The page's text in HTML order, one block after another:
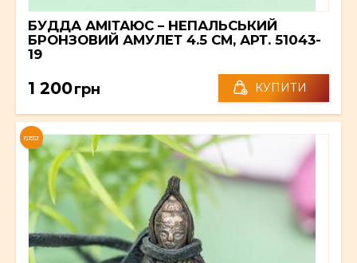
БУДДА АМІТАЮС – НЕПАЛЬСЬКИЙ
БРОНЗОВИЙ АМУЛЕТ 4.5 СМ, АРТ. 51043-
19
1 200грн КУПИТИ
NEW